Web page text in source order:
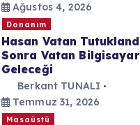
Ağustos 4, 2026
Donanım
Hasan Vatan
Sonra Vatan
Geleceği
Berkant TUNALI
Temmuz 31, 2026
Masaüstü